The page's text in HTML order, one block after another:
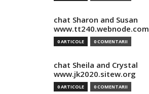
chat Sharon and Susan
www.tt240.webnode.com
0 ARTICOLE 0 COMENTARII
chat Sheila and Crystal
www.jk2020.sitew.org
0 ARTICOLE 0 COMENTARII